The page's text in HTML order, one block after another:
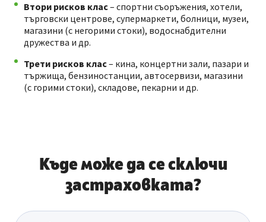
Втори рисков клас– спортни съоръжения, хотели,
търговски центрове, супермаркети, болници, музеи,
магазини (с негорими стоки), водоснабдителни
дружества и др.
Трети рисков клас– кина, концертни зали, пазари и
тържища, бензиностанции, автосервизи, магазини
(с горими стоки), складове, пекарни и др.
Къде може да се сключи
застраховката?